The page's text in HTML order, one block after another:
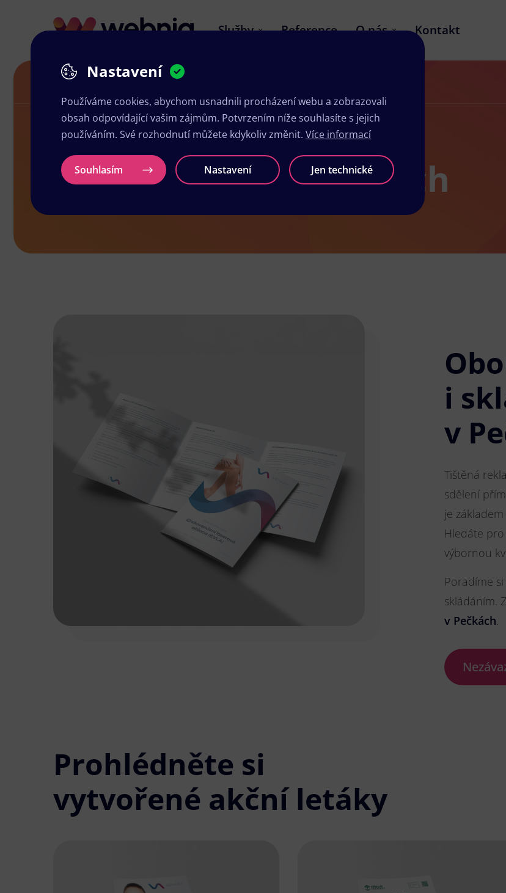
Služby Reference O nás Kontakt
Akční letáky v Pečkách
Akční letáky v Pečkách
i
v
Tištěná
sdělení
je
Hledáte
výbornou
Poradíme
skládáním.
v Pečkách.
Prohlédněte si
vytvořené akční letáky
Nastavení
Používáme cookies, abychom usnadnili procházení webu a zobrazovali
obsah odpovídající vašim zájmům. Potvrzením níže souhlasíte s jejich
používáním. Své rozhodnutí můžete kdykoliv změnit. Více informací
Souhlasím Nastavení Jen technické